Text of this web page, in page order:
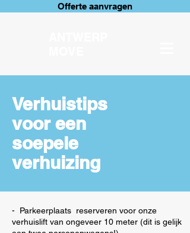
Offerte aanvragen
Verhuistips
voor een
soepele
verhuizing
- Parkeerplaats reserveren voor onze
verhuislift van ongeveer 10 meter (dit is gelijk